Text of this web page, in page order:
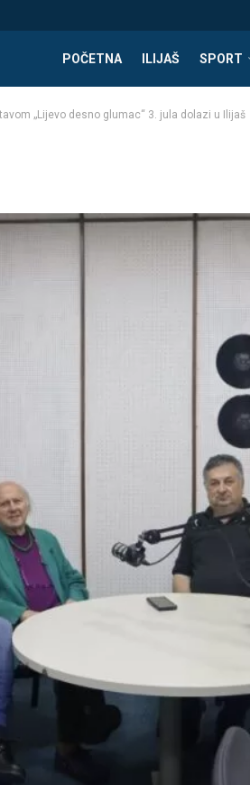
POČETNA ILIJAŠ SPORT
„Lijevo desno glumac“ 3. jula dolazi u Ilijaš